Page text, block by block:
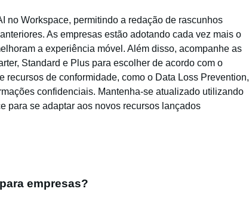
no Workspace, permitindo a redação de rascunhos
As empresas estão adotando cada vez mais o
a experiência móvel. Além disso, acompanhe as
Standard e Plus para escolher de acordo com o
de conformidade, como o Data Loss Prevention,
confidenciais. Mantenha-se atualizado utilizando
para se adaptar aos novos recursos lançados
empresas?